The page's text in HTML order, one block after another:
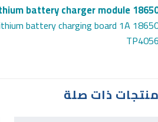
18650 lithium battery charger
18650 lithium battery protection 3.7v 3.6V 4.2V lithium battery
TP4056
منتجات ذات صلة